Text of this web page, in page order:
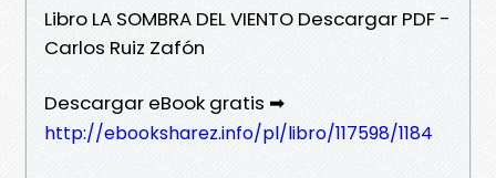
Libro LA SOMBRA DEL VIENTO Descargar PDF -
Carlos Ruiz Zafón
Descargar eBook gratis ➡
http://ebooksharez.info/pl/libro/117598/1184